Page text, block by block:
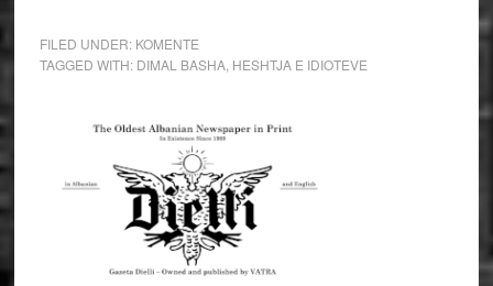
FILED UNDER: KOMENTE
TAGGED WITH: DIMAL BASHA, HESHTJA E IDIOTEVE